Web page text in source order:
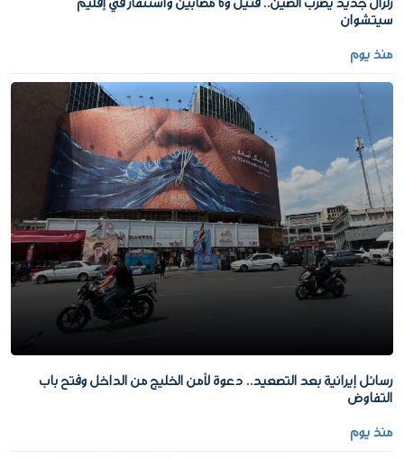
سيتشوان
منذ يوم
رسائل إيرانية بعد التصعيد.. دعوة لأمن الخليج من الداخل وفتح باب
التفاوض
منذ يوم